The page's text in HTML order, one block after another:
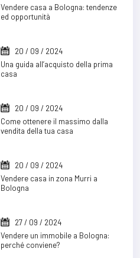
Vendere casa a Bologna: tendenze
ed opportunità
20 / 09 / 2024
Una guida all’acquisto della prima
casa
20 / 09 / 2024
Come ottenere il massimo dalla
vendita della tua casa
20 / 09 / 2024
Vendere casa in zona Murri a
Bologna
27 / 09 / 2024
Vendere un immobile a Bologna:
perché conviene?